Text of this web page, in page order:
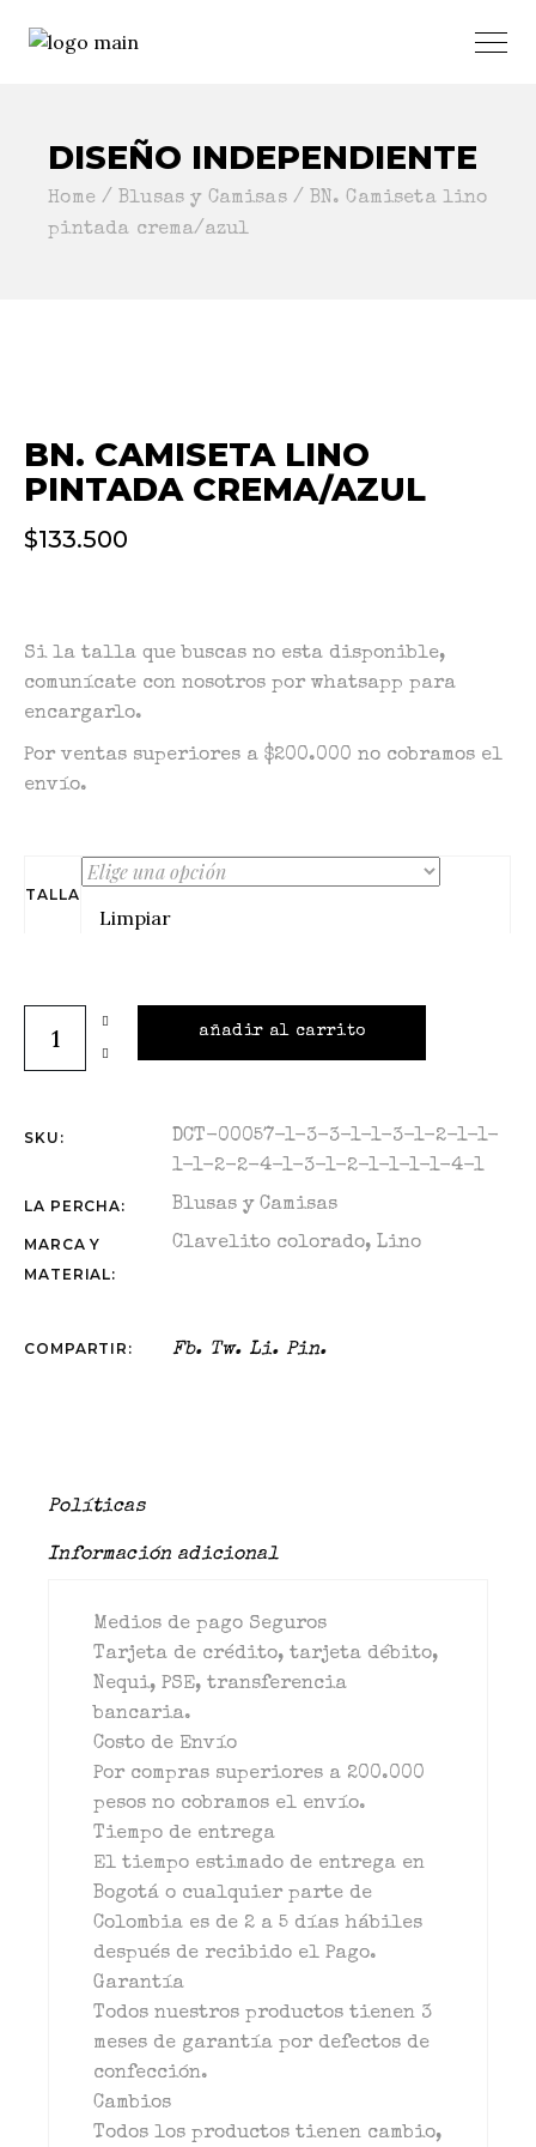
DISEÑO INDEPENDIENTE
Home Blusas y Camisas
BN. Camiseta lino
pintada crema/azul
BN. CAMISETA LINO
PINTADA CREMA/AZUL
$133.500
Si la talla que buscas no esta disponible,
comunícate con nosotros por whatsapp para
encargarlo.
Por ventas superiores a $200.000 no cobramos el
envío.
TALLA
Limpiar
añadir al carrito
SKU:
DCT-00057-1-3-3-1-1-3-1-2-1-1-
1-1-2-2-4-1-3-1-2-1-1-1-1-4-1
LA PERCHA: Blusas y Camisas
MARCA Y
MATERIAL:
Clavelito colorado,Lino
COMPARTIR: Fb. Tw. Li. Pin.
Políticas
Información adicional
Medios de pago Seguros
Tarjeta de crédito, tarjeta débito,
Nequi, PSE, transferencia
bancaria.
Costo de Envío
Por compras superiores a 200.000
pesos no cobramos el envío.
Tiempo de entrega
El tiempo estimado de entrega en
Bogotá o cualquier parte de
Colombia es de 2 a 5 días hábiles
después de recibido el Pago.
Garantía
Todos nuestros productos tienen 3
meses de garantía por defectos de
confección.
Cambios
Todos los productos tienen cambio,